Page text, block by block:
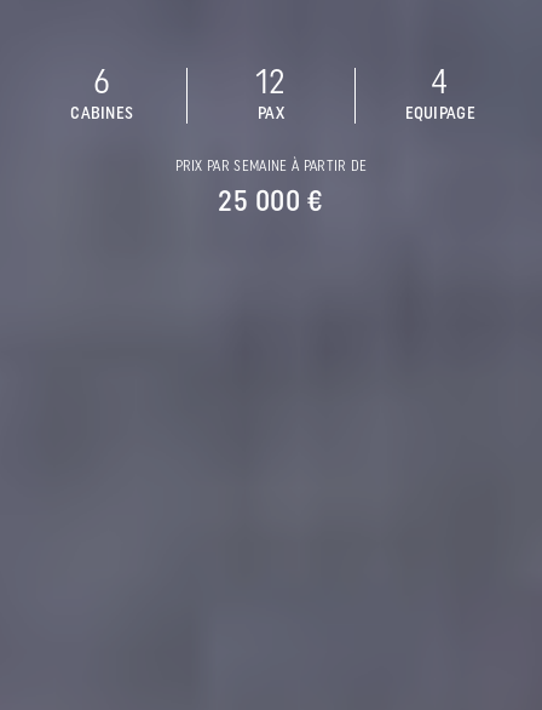
6
CABINES
12
PAX
4
EQUIPAGE
PRIX PAR SEMAINE À PARTIR DE
25 000 €